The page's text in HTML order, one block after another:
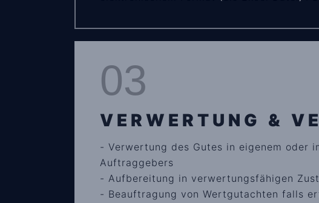
03
VERWERTUNG &
- Verwertung des Gutes in eigenem oder
Auftraggebers
- Aufbereitung in verwertungsfähigen
- Beauftragung von Wertgutachten falls